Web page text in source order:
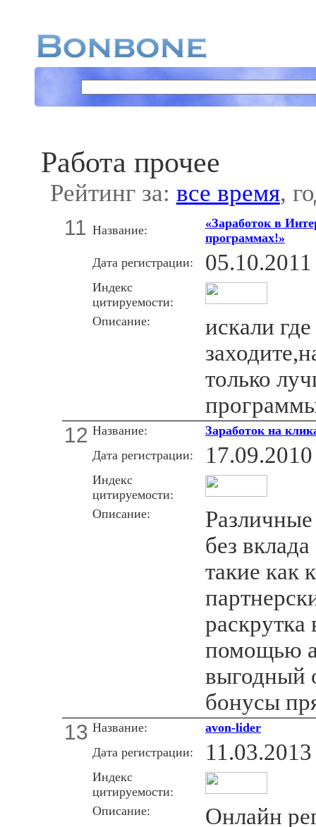
Работа прочее
Рейтинг за: все время,
11 Название:
«Заработок в
программах!»
Дата регистрации:
05.10.2011
Индекс
цитируемости:
Описание:
искали где
только
12 Название:
Заработок на
Дата регистрации:
17.09.2010
Индекс
цитируемости:
Описание:
без
такие как
раскрутка
помощью
выгодный
бонусы
13 Название:
avon-lider
Дата регистрации:
11.03.2013
Индекс
цитируемости:
Описание:
Онлайн